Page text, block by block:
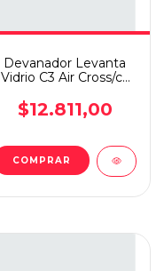
Devanador Levanta
Vidrio C3 Air Cross/c3
$12.811,00